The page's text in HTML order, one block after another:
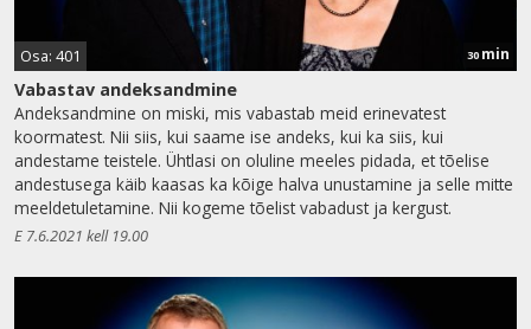
Osa: 401 30 min
Vabastav andeksandmine
Andeksandmine on miski, mis vabastab meid erinevatest
koormatest. Nii siis, kui saame ise andeks, kui ka siis, kui
andestame teistele. Ühtlasi on oluline meeles pidada, et tõelise
andestusega käib kaasas ka kõige halva unustamine ja selle mitte
meeldetuletamine. Nii kogeme tõelist vabadust ja kergust.
E 7.6.2021 kell 19.00